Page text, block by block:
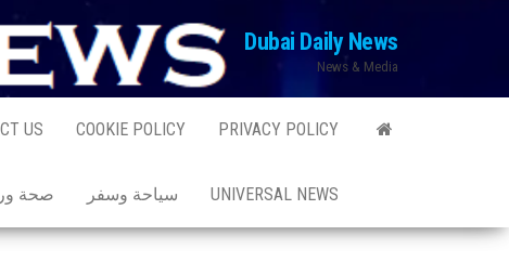
content
Dubai Daily News
News & Media
PRIVACY POLICY
COOKIE POLICY
US
UNIVERSAL NEWS سياحة وسفر صحة